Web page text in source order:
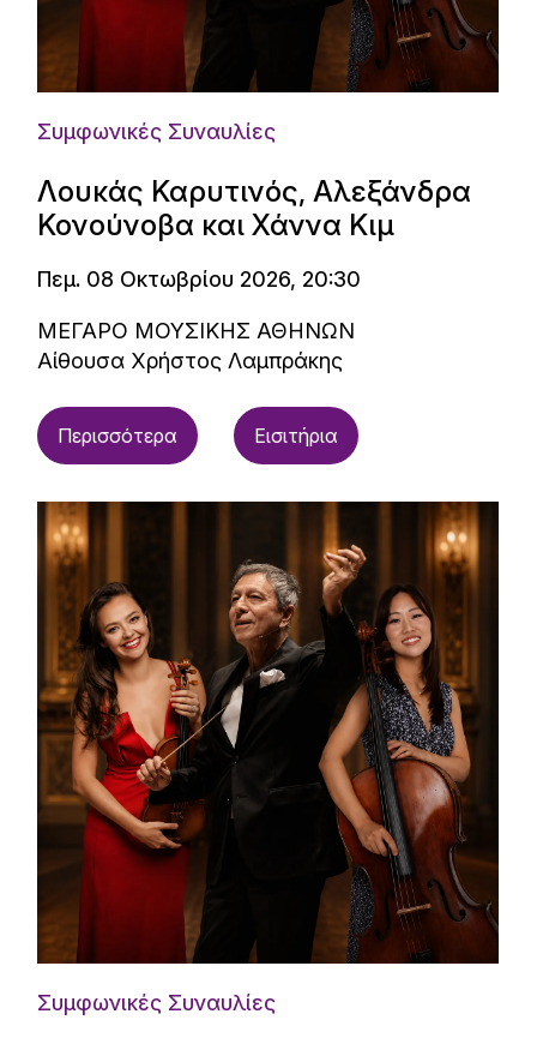
Συμφωνικές Συναυλίες
Λουκάς Καρυτινός, Αλεξάνδρα
Κονούνοβα και Χάννα Κιμ
Πεμ. 08 Οκτωβρίου 2026, 20:30
ΜΕΓΑΡΟ ΜΟΥΣΙΚΗΣ ΑΘΗΝΩΝ
Αίθουσα Χρήστος Λαμπράκης
Περισσότερα Εισιτήρια
Συμφωνικές Συναυλίες